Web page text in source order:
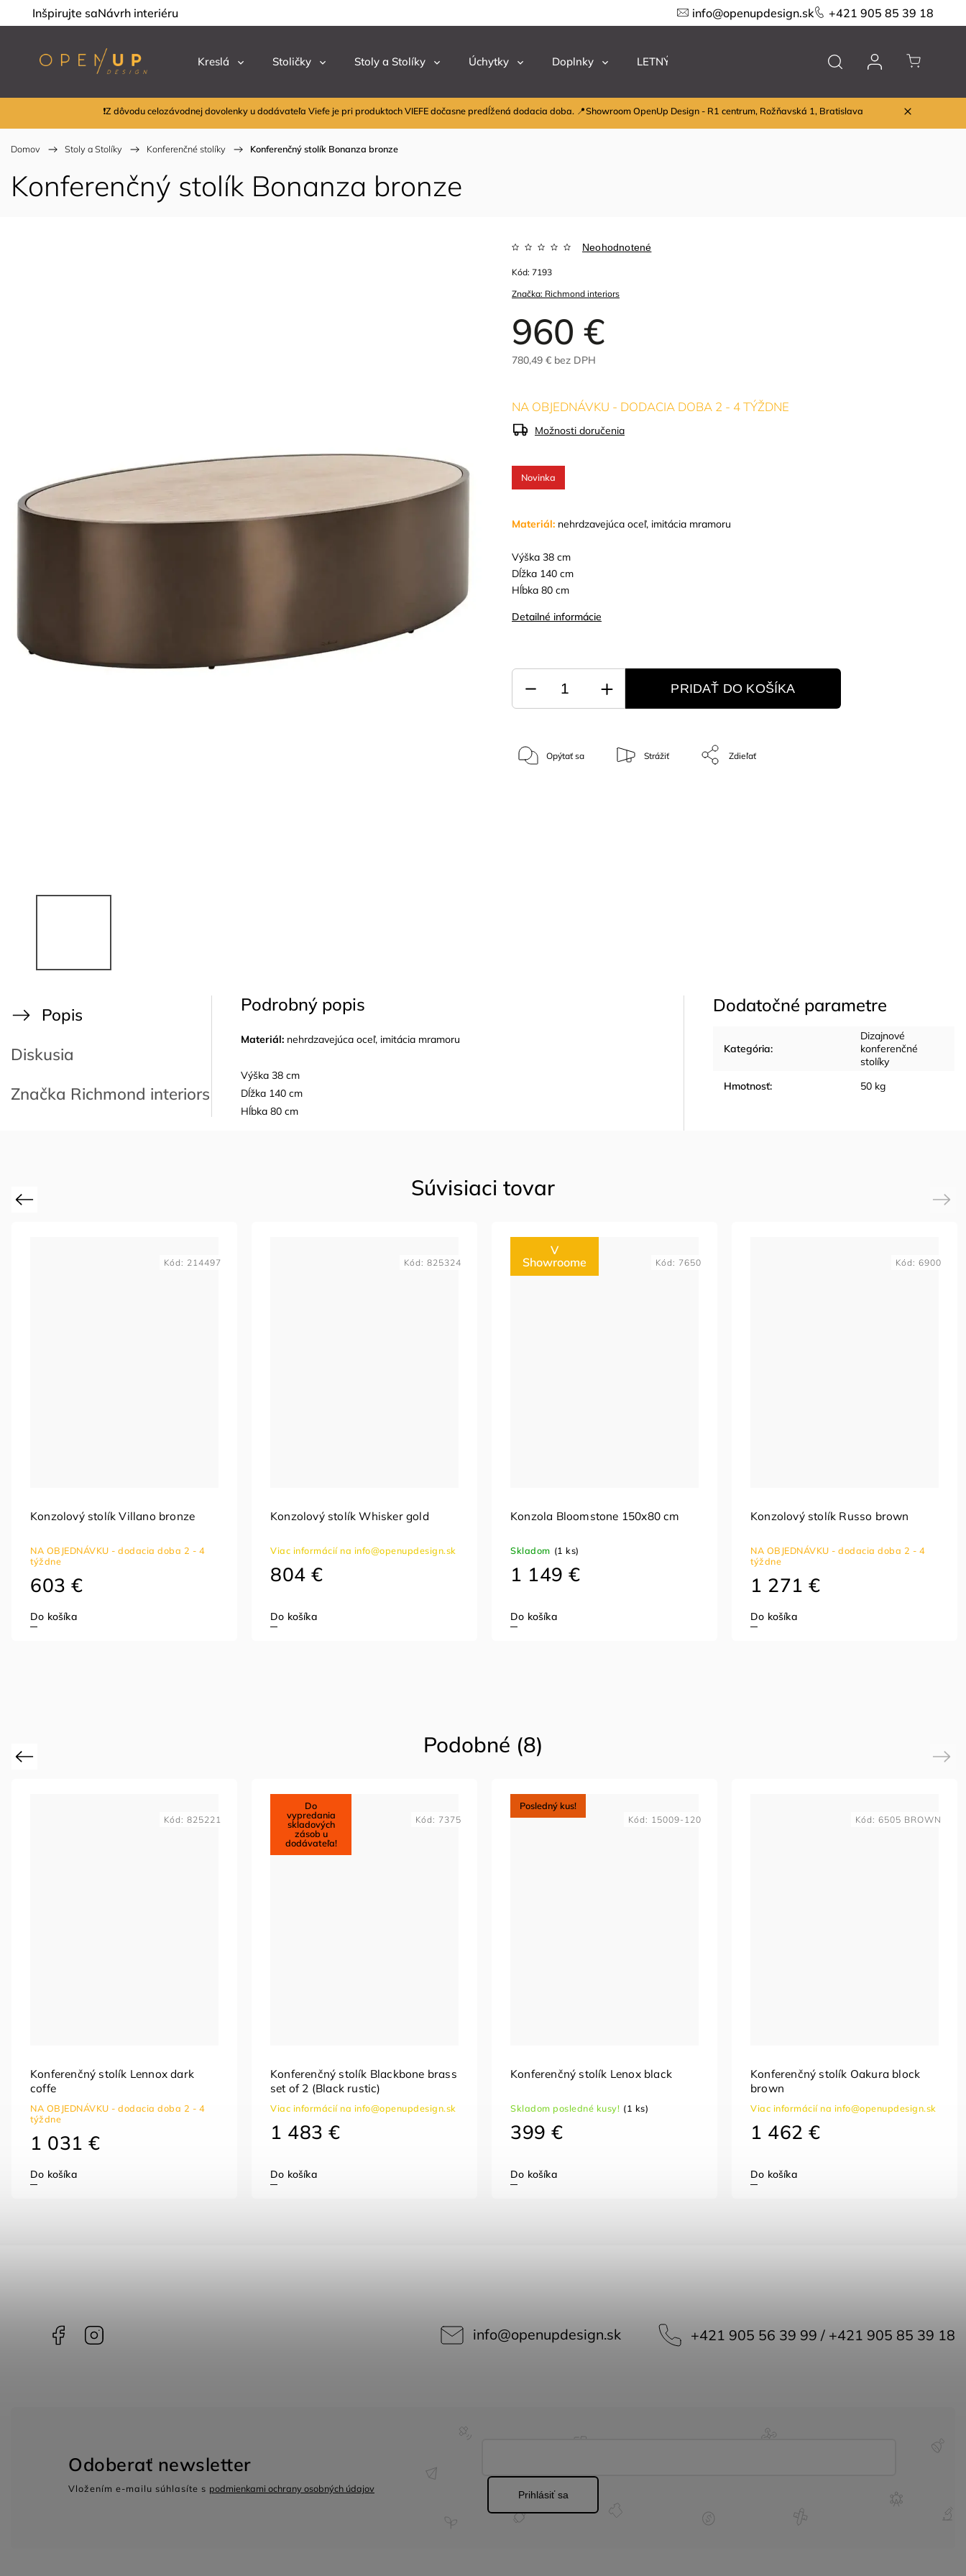
Inšpirujte saNávrh interiéru info@openupdesign.sk +421 905 85 39 18
Kreslá Stoličky Stoly a Stolíky Úchytky Doplnky LETNÝ VÝPREDAJ Značky
❗Z dôvodu celozávodnej dovolenky u dodávateľa Viefe je pri produktoch VIEFE dočasne predĺžená dodacia doba. 📍Showroom OpenUp Design - R1 centrum, Rožňavská 1, Bratislava
Domov / Stoly a Stolíky / Konferenčné stolíky / Konferenčný stolík Bonanza bronze
Konferenčný stolík Bonanza bronze
Značka: Richmond interiors
Neohodnotené
960 €
780,49 € bez DPH
Kód: 7193
Novinka
Materiál: nehrdzavejúca oceľ, imitácia mramoru
Výška 38 cm
Dĺžka 140 cm
Hĺbka 80 cm
Detailné informácie
NA OBJEDNÁVKU - DODACIA DOBA 2 - 4 TÝŽDNE
Možnosti doručenia
PRIDAŤ DO KOŠÍKA
Opýtať sa Strážiť Zdieľať
Popis
Diskusia
Značka Richmond interiors
Podrobný popis
Materiál: nehrdzavejúca oceľ, imitácia mramoru
Výška 38 cm
Dĺžka 140 cm
Hĺbka 80 cm
Dodatočné parametre
Kategória:
Dizajnové
konferenčné
stolíky
Hmotnosť: 50 kg
Súvisiaci tovar
Previous
Konzolový stolík Villano bronze
NA OBJEDNÁVKU - dodacia doba 2 - 4
týždne
603 €
Do košíka
Kód: 214497
Konzolový stolík Whisker gold
Viac informácií na info@openupdesign.sk
804 €
Do košíka
Kód: 825324
V
Showroome
Konzola Bloomstone 150x80 cm
Skladom (1 ks)
1 149 €
Do košíka
Kód: 7650
Konzolový stolík Russo brown
NA OBJEDNÁVKU - dodacia doba 2 - 4
týždne
1 271 €
Do košíka
Kód: 6900
Next
Podobné (8)
Previous
Konferenčný stolík Lennox dark
coffe
NA OBJEDNÁVKU - dodacia doba 2 - 4
týždne
1 031 €
Do košíka
Kód: 825221
Do
vypredania
skladových
zásob u
dodávateľa!
Konferenčný stolík Blackbone brass
set of 2 (Black rustic)
Viac informácií na info@openupdesign.sk
1 483 €
Do košíka
Kód: 7375
Posledný kus!
Konferenčný stolík Lenox black
Skladom posledné kusy! (1 ks)
399 €
Do košíka
Kód: 15009-120
Konferenčný stolík Oakura block
brown
Viac informácií na info@openupdesign.sk
1 462 €
Do košíka
Kód: 6505 BROWN
Next
Facebook info@openupdesign.sk +421 905 56 39 99 / +421 905 85 39 18
Odoberať newsletter
Vložením e-mailu súhlasíte s podmienkami ochrany osobných údajov
Prihlásiť sa